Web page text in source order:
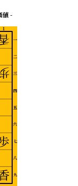
1
一
二
三
四
五
六
七
八
九
値 -